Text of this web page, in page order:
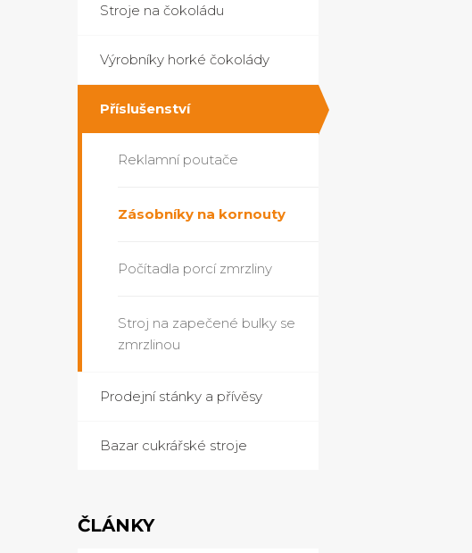
Stroje na čokoládu
Výrobníky horké čokolády
Příslušenství
Reklamní poutače
Zásobníky na kornouty
Počítadla porcí zmrzliny
Stroj na zapečené bulky se
zmrzlinou
Prodejní stánky a přívěsy
Bazar cukrářské stroje
ČLÁNKY